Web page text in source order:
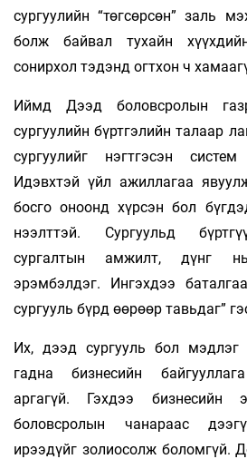
сургуулийн “төгсөрсөн” заль
болж байвал тухайн
сонирхол тэдэнд огтхон ч
Иймд Дээд боловсролын
сургуулийн бүртгэлийн талаар
сургуулийг нэгтгэсэн
Идэвхтэй үйл ажиллагаа
босго оноонд хүрсэн бол
нээлттэй. Сургуульд
сургалтын амжилт, дүнг
эрэмбэлдэг. Ингэхдээ
сургууль бүрд өөрөөр тавьдаг”
Их, дээд сургууль бол мэдлэг
гадна бизнесийн
аргагүй. Гэхдээ бизнесийн
боловсролын чанараас
ирээдүйг золиосолж боломгүй.